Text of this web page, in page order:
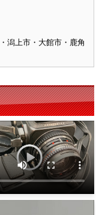
潟上市・大館市・鹿角